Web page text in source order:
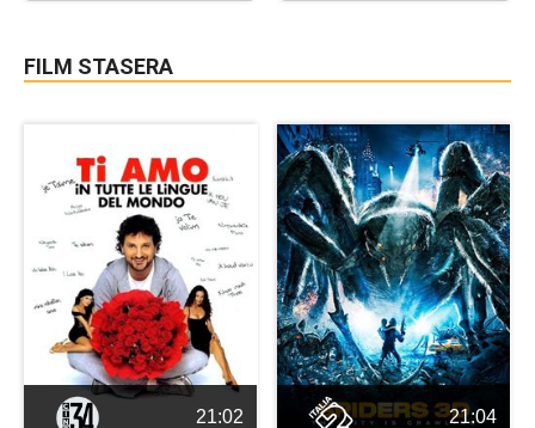
FILM STASERA
21:02 21:04